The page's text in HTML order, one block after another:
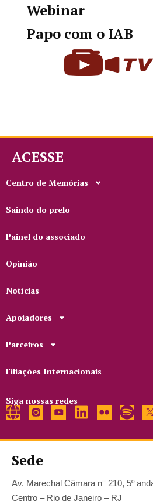
Webinar
Papo com o IAB
ACESSE
Centro de Memórias
Saindo do prelo
Painel do associado
Opinião
Notícias
Apoiadores
Parceiros
Filiações Internacionais
Siga nossas redes
Sede
Av. Marechal Câmara n° 210, 5º
Centro – Rio de Janeiro – RJ